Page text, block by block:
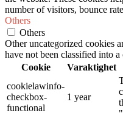
number of visitors, bounce
Others
Others
Other uncategorized cookies
have not been classified into a
Cookie
Varaktighet
cookielawinfo-
checkbox-
functional
1 year